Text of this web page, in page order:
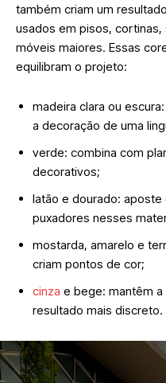
também criam um
usados em pisos,
móveis maiores. Essas
equilibram o projeto:
madeira clara ou
a decoração de uma
verde: combina com
decorativos;
latão e dourado: aposte
puxadores nesses
mostarda, amarelo e
criam pontos de cor;
cinza e bege: mantêm
resultado mais discreto.